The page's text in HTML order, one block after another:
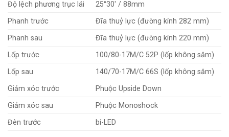
Độ lệch phương trục lái 25°30′ / 88mm
Phanh trước Đĩa thuỷ lực (đường kính 282 mm)
Phanh sau Đĩa thuỷ lực (đường kính 220 mm)
Lốp trước 100/80-17M/C 52P (lốp không săm)
Lốp sau 140/70-17M/C 66S (lốp không săm)
Giảm xóc trước Phuộc Upside Down
Giảm xóc sau Phuộc Monoshock
Đèn trước bi-LED